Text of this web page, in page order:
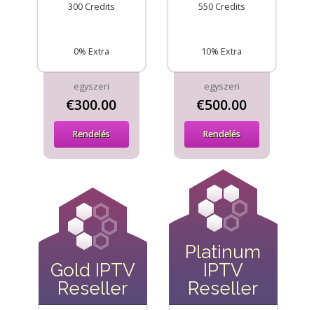
300 Credits
0% Extra
egyszeri
€300.00
Rendelés
550 Credits
10% Extra
egyszeri
€500.00
Rendelés
Gold IPTV
Reseller
Platinum
IPTV
Reseller